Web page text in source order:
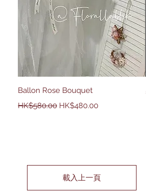
Ballon Rose Bouquet
一般價格
HK$580.00 促銷價格
HK$480.00
載入上一頁